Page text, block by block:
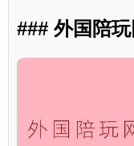
### 外国陪